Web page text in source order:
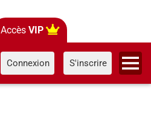
Accès VIP
Connexion S'inscrire